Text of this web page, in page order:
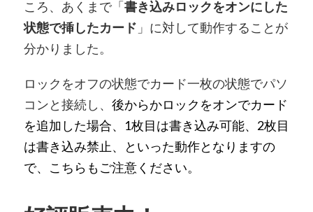
ころ、あくまで「書き込みロックをオンにした
状態で挿したカード 」に対して動作することが
分かりました。
ロックをオフの状態でカード一枚の状態でパソ
コンと接続し、 後からかロックをオンでカード
を追加した場合、1枚目は書き込み可能、2枚目
は書き込み禁止、といった動作となりますの
で、こちらもご注意ください。